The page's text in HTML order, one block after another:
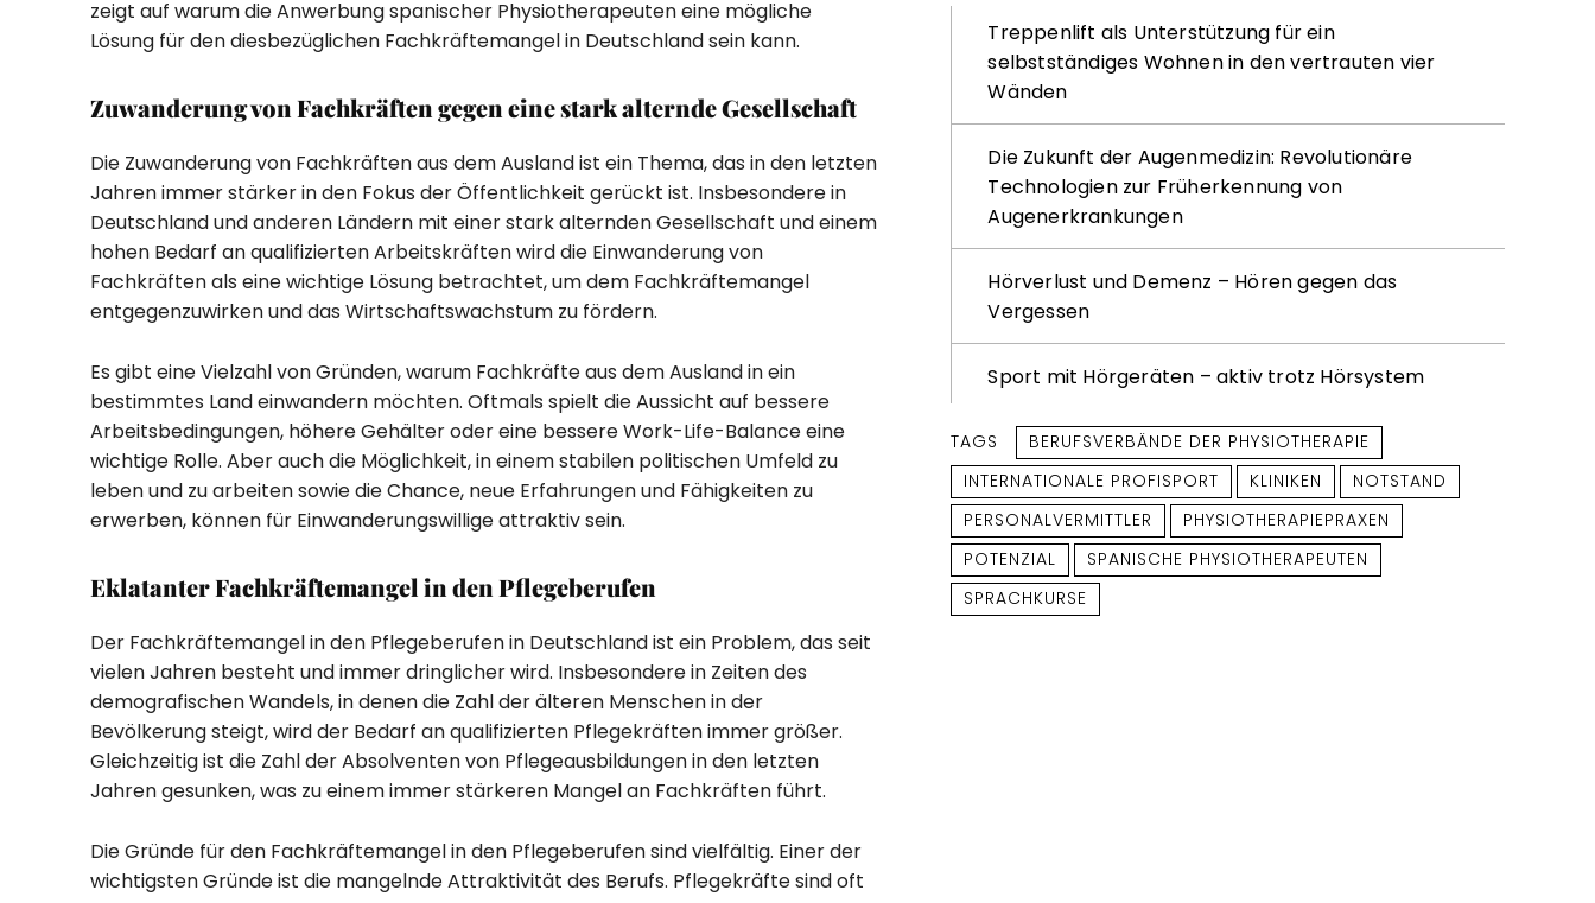
zeigt auf warum die Anwerbung spanischer Physiotherapeuten eine mögliche
Lösung für den diesbezüglichen Fachkräftemangel in Deutschland sein kann.
Zuwanderung von Fachkräften gegen eine stark alternde Gesellschaft
Die Zuwanderung von Fachkräften aus dem Ausland ist ein Thema, das in den letzten
Jahren immer stärker in den Fokus der Öffentlichkeit gerückt ist. Insbesondere in
Deutschland und anderen Ländern mit einer stark alternden Gesellschaft und einem
hohen Bedarf an qualifizierten Arbeitskräften wird die Einwanderung von
Fachkräften als eine wichtige Lösung betrachtet, um dem Fachkräftemangel
entgegenzuwirken und das Wirtschaftswachstum zu fördern.
Es gibt eine Vielzahl von Gründen, warum Fachkräfte aus dem Ausland in ein
bestimmtes Land einwandern möchten. Oftmals spielt die Aussicht auf bessere
Arbeitsbedingungen, höhere Gehälter oder eine bessere Work-Life-Balance eine
wichtige Rolle. Aber auch die Möglichkeit, in einem stabilen politischen Umfeld zu
leben und zu arbeiten sowie die Chance, neue Erfahrungen und Fähigkeiten zu
erwerben, können für Einwanderungswillige attraktiv sein.
Eklatanter Fachkräftemangel in den Pflegeberufen
Der Fachkräftemangel in den Pflegeberufen in Deutschland ist ein Problem, das seit
vielen Jahren besteht und immer dringlicher wird. Insbesondere in Zeiten des
demografischen Wandels, in denen die Zahl der älteren Menschen in der
Bevölkerung steigt, wird der Bedarf an qualifizierten Pflegekräften immer größer.
Gleichzeitig ist die Zahl der Absolventen von Pflegeausbildungen in den letzten
Jahren gesunken, was zu einem immer stärkeren Mangel an Fachkräften führt.
Die Gründe für den Fachkräftemangel in den Pflegeberufen sind vielfältig. Einer der
wichtigsten Gründe ist die mangelnde Attraktivität des Berufs. Pflegekräfte sind oft
Treppenlift als Unterstützung für ein
selbstständiges Wohnen in den vertrauten vier
Wänden
Die Zukunft der Augenmedizin: Revolutionäre
Technologien zur Früherkennung von
Augenerkrankungen
Hörverlust und Demenz – Hören gegen das
Vergessen
Sport mit Hörgeräten – aktiv trotz Hörsystem
TAGS
BERUFSVERBÄNDE DER PHYSIOTHERAPIE
INTERNATIONALE PROFISPORT
KLINIKEN
NOTSTAND
PERSONALVERMITTLER
PHYSIOTHERAPIEPRAXEN
POTENZIAL
SPANISCHE PHYSIOTHERAPEUTEN
SPRACHKURSE